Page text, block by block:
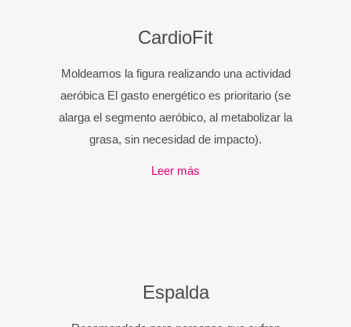
CardioFit
Moldeamos la figura realizando una actividad
aeróbica El gasto energético es prioritario (se
alarga el segmento aeróbico, al metabolizar la
grasa, sin necesidad de impacto).
Leer más
Espalda